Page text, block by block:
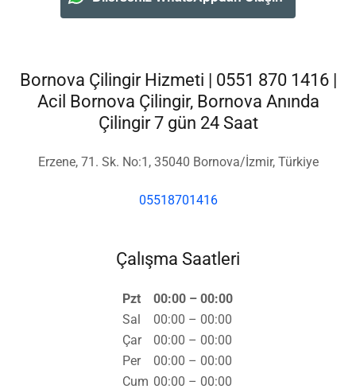
Dilerseniz WhatsAppdan Ulaşın
Bornova Çilingir Hizmeti | 0551 870 1416 |
Acil Bornova Çilingir, Bornova Anında
Pzt
00:00 – 00:00
Sal
00:00 – 00:00
Çar
00:00 – 00:00
Per
00:00 – 00:00